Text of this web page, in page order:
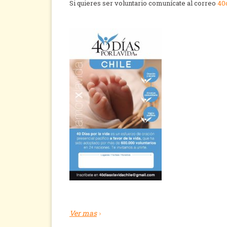
Si quieres ser voluntario comunícate al correo
Ver mas